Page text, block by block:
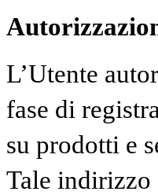
L’Utente
fase di
su prodotti e
Tale indirizzo